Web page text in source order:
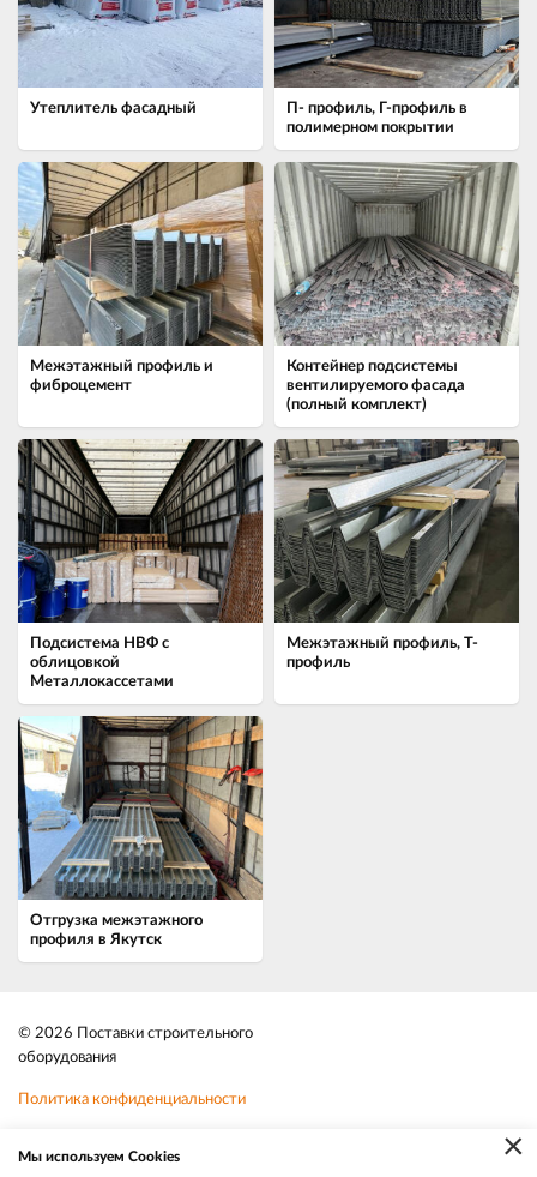
Утеплитель фасадный
П- профиль, Г-профиль в
полимерном покрытии
Межэтажный профиль и
фиброцемент
Контейнер подсистемы
вентилируемого фасада
(полный комплект)
Подсистема НВФ с
облицовкой
Металлокассетами
Межэтажный профиль, Т-
профиль
Отгрузка межэтажного
профиля в Якутск
© 2026 Поставки строительного
оборудования
Политика конфиденциальности
×
Мы используем Cookies